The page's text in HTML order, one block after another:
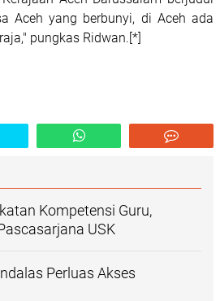
Aceh yang berbunyi, di Aceh ada
pungkas Ridwan.[*]
Kompetensi Guru,
USK
Perluas Akses